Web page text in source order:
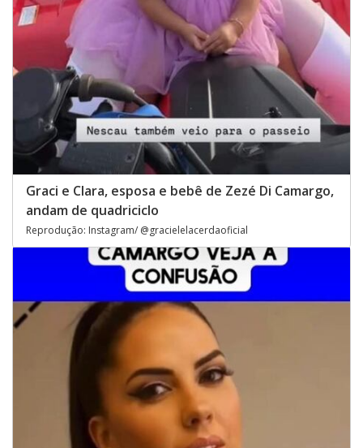
Graci e Clara, esposa e bebê de Zezé Di Camargo,
andam de quadriciclo
Reprodução: Instagram/ @gracielelacerdaoficial